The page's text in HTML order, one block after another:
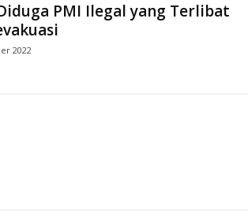
PMI Ilegal yang Terlibat
2022